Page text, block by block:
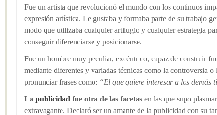
Fue un artista que revolucionó el mundo con los continuos
expresión artística. Le gustaba y formaba parte de su trabajo
modo que utilizaba cualquier artilugio y cualquier estrategia
conseguir diferenciarse y posicionarse.
Fue un hombre muy peculiar, excéntrico, capaz de construir
mediante diferentes y variadas técnicas como la controversia o
pronunciar frases como: “El que quiere interesar a los demás
La publicidad fue otra de las facetas en las que supo
extravagante. Declaró ser un amante de la publicidad con su